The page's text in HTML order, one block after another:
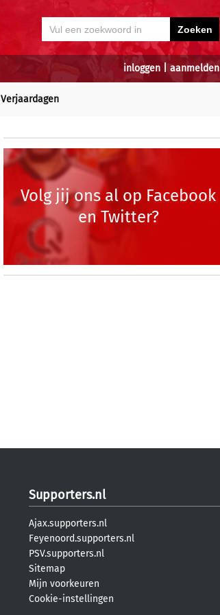
inloggen aanmelden
Verjaardagen
Volg jij ons al op Facebook
en Twitter?
Supporters.nl
Ajax.supporters.nl
Feyenoord.supporters.nl
PSV.supporters.nl
Sitemap
Mijn voorkeuren
Cookie-instellingen